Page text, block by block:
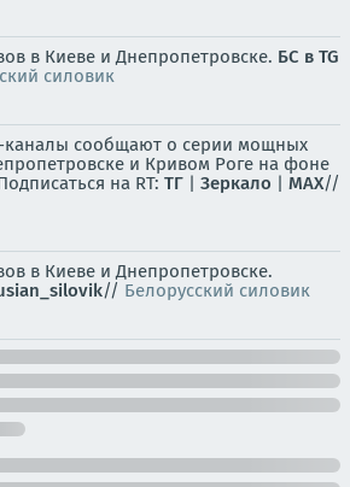
в Киеве и Днепропетровске. БС в TG
силовик
каналы сообщают о серии мощных
и Кривом Роге на фоне
на RT: ТГ | Зеркало | MAX//
в Киеве и Днепропетровске.
// Белорусский силовик